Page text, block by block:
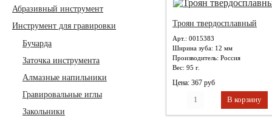
Троян твердосплавный
Арт.: 0015383
Ширина зуба: 12 мм
Производитель: Россия
Вес: 95 г.
Цена: 367 руб
Абразивный инструмент
Инструмент для гравировки
Бучарда
Заточка инструмента
Алмазные напильники
Гравировальные иглы
Закольники